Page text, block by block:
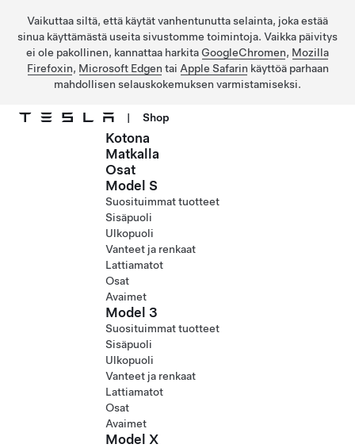
Vaikuttaa siltä, että käytät vanhentunutta selainta, joka estää
sinua käyttämästä useita sivustomme toimintoja. Vaikka päivitys
ei ole pakollinen, kannattaa harkita GoogleChromen, Mozilla
Firefoxin, Microsoft Edgen tai Apple Safarin käyttöä parhaan
mahdollisen selauskokemuksen varmistamiseksi.
| Shop
Kotona
Matkalla
Osat
Model S
Suosituimmat tuotteet
Sisäpuoli
Ulkopuoli
Vanteet ja renkaat
Lattiamatot
Osat
Avaimet
Model 3
Suosituimmat tuotteet
Sisäpuoli
Ulkopuoli
Vanteet ja renkaat
Lattiamatot
Osat
Avaimet
Model X